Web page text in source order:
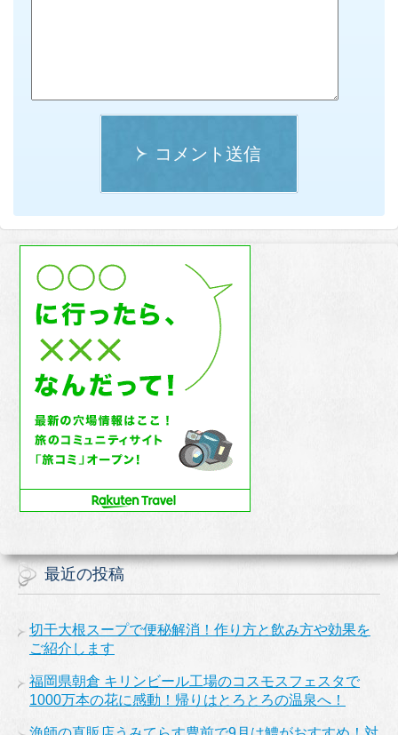
コメント送信
最近の投稿
切干大根スープで便秘解消！作り方と飲み方や効果を
ご紹介します
福岡県朝倉 キリンビール工場のコスモスフェスタで
1000万本の花に感動！帰りはとろとろの温泉へ！